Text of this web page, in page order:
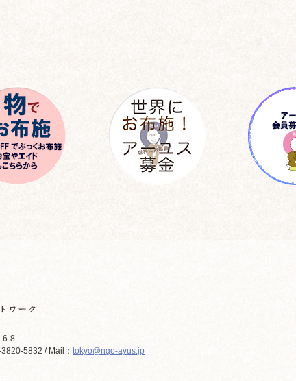
6-8
5832 / Mail： tokyo@ngo-ayus.jp